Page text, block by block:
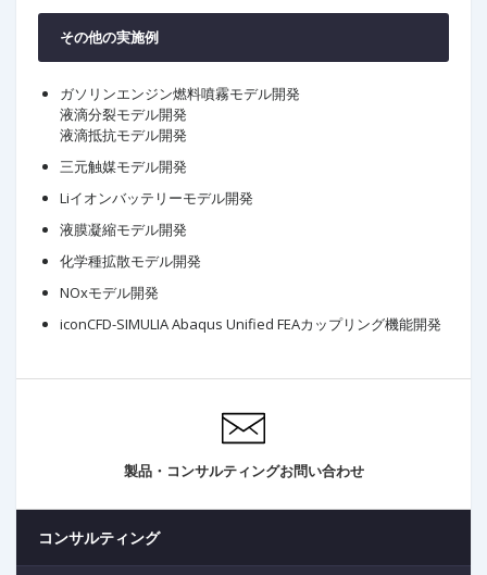
その他の実施例
ガソリンエンジン燃料噴霧モデル開発
液滴分裂モデル開発
液滴抵抗モデル開発
三元触媒モデル開発
Liイオンバッテリーモデル開発
液膜凝縮モデル開発
化学種拡散モデル開発
NOxモデル開発
iconCFD-SIMULIA Abaqus Unified FEAカップリング機能開発
製品・コンサルティングお問い合わせ
コンサルティング